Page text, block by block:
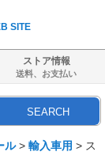
SITE
ストア情報
送料、 お支払い
SEARCH
ル> 輸入車用 > ス